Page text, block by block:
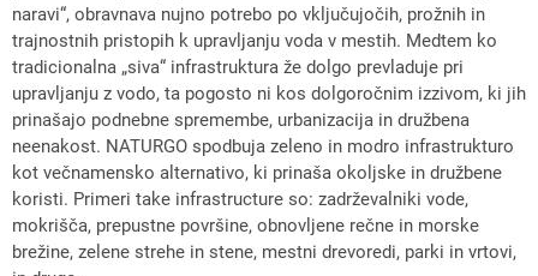
naravi“, obravnava nujno potrebo po vključujočih, prožnih in
trajnostnih pristopih k upravljanju voda v mestih. Medtem ko
tradicionalna „siva“ infrastruktura že dolgo prevladuje pri
upravljanju z vodo, ta pogosto ni kos dolgoročnim izzivom, ki jih
prinašajo podnebne spremembe, urbanizacija in družbena
neenakost. NATURGO spodbuja zeleno in modro infrastrukturo
kot večnamensko alternativo, ki prinaša okoljske in družbene
koristi. Primeri take infrastructure so: zadrževalniki vode,
mokrišča, prepustne površine, obnovljene rečne in morske
brežine, zelene strehe in stene, mestni drevoredi, parki in vrtovi,